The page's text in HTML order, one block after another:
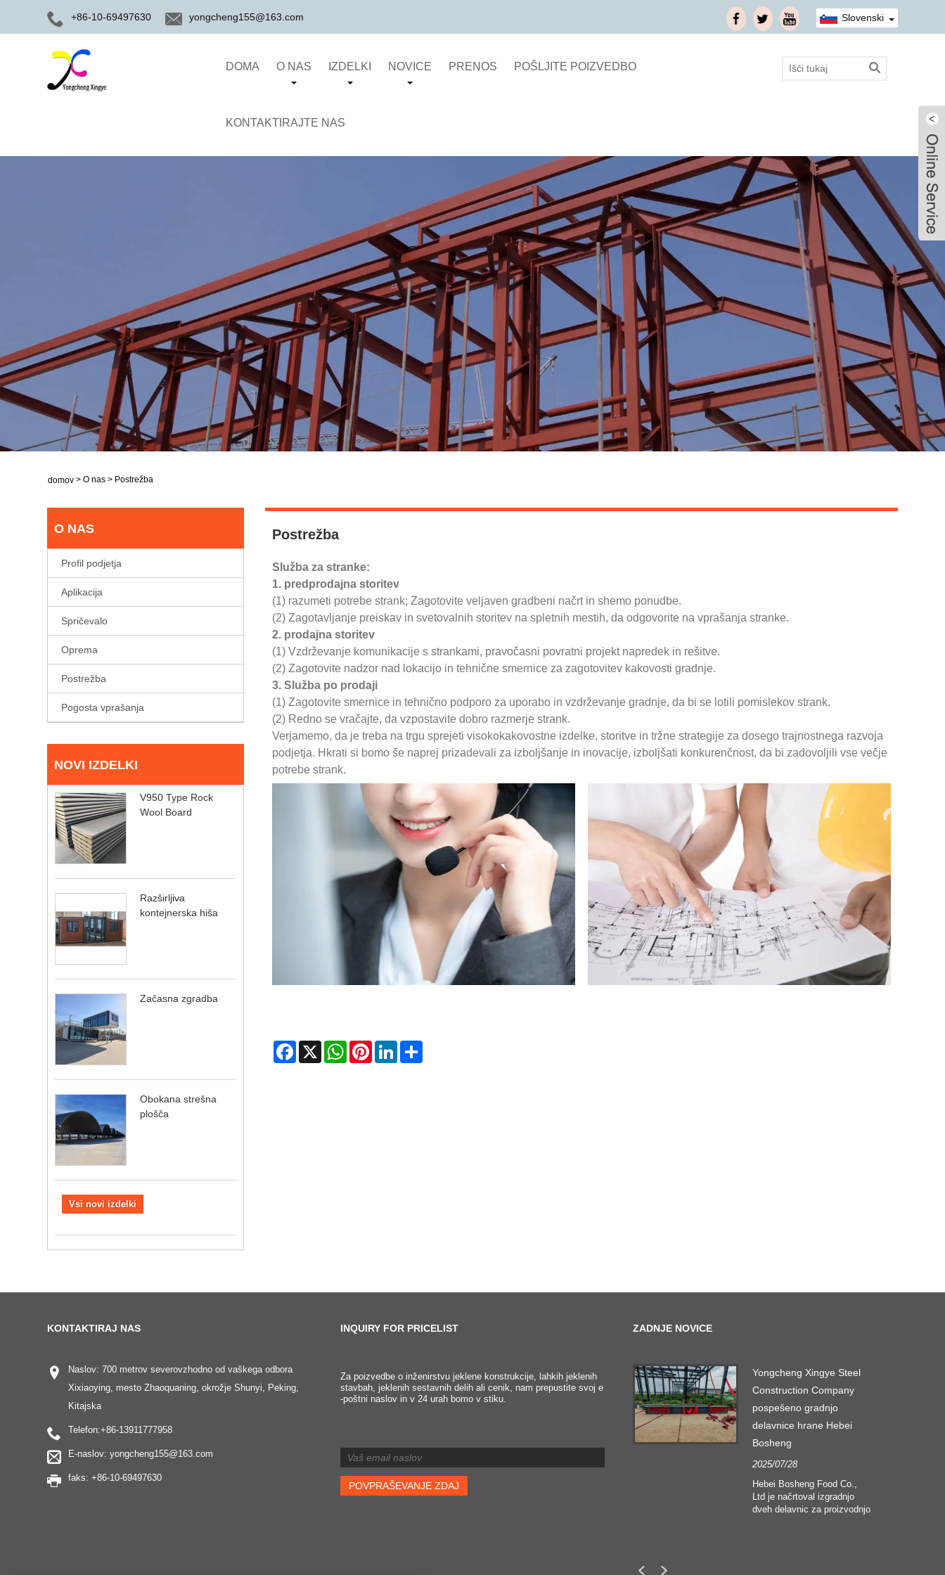
+86-10-69497630 yongcheng155@163.com Slovenski
DOMA O NAS IZDELKI NOVICE PRENOS POŠLJITE POIZVEDBO
KONTAKTIRAJTE NAS
domov > O nas > Postrežba
O NAS
Profil podjetja
Aplikacija
Spričevalo
Oprema
Postrežba
Pogosta vprašanja
NOVI IZDELKI
V950 Type Rock
Wool Board
Razširljiva
kontejnerska hiša
Začasna zgradba
Obokana strešna
plošča
Vsi novi izdelki
Postrežba
Služba za stranke:
1. predprodajna storitev
(1) razumeti potrebe strank; Zagotovite veljaven gradbeni načrt in shemo ponudbe.
(2) Zagotavljanje preiskav in svetovalnih storitev na spletnih mestih, da odgovorite na vprašanja stranke.
2. prodajna storitev
(1) Vzdrževanje komunikacije s strankami, pravočasni povratni projekt napredek in rešitve.
(2) Zagotovite nadzor nad lokacijo in tehnične smernice za zagotovitev kakovosti gradnje.
3. Služba po prodaji
(1) Zagotovite smernice in tehnično podporo za uporabo in vzdrževanje gradnje, da bi se lotili pomislekov strank.
(2) Redno se vračajte, da vzpostavite dobro razmerje strank.
Verjamemo, da je treba na trgu sprejeti visokokakovostne izdelke, storitve in tržne strategije za dosego trajnostnega razvoja
podjetja. Hkrati si bomo še naprej prizadevali za izboljšanje in inovacije, izboljšati konkurenčnost, da bi zadovoljili vse večje
potrebe strank.
Facebook
X WhatsAppPinterestLinkedIn
KONTAKTIRAJ NAS
Naslov: 700 metrov severovzhodno od vaškega odbora
Xixiaoying, mesto Zhaoquaning, okrožje Shunyi, Peking,
Kitajska
Telefon:+86-13911777958
E-naslov:yongcheng155@163.com
faks: +86-10-69497630
INQUIRY FOR PRICELIST
Za poizvedbe o inženirstvu jeklene konstrukcije, lahkih jeklenih
stavbah, jeklenih sestavnih delih ali cenik, nam prepustite svoj e
-poštni naslov in v 24 urah bomo v stiku.
ZADNJE NOVICE
Kako je okvir jeklene
konstrukcije NO 2# Office
2025/03/14
V profesionalnih članih
Yongcheng Xingye Steel
Construction Company
pospešeno gradnjo
delavnice hrane Hebei
Bosheng
2025/07/28
Hebei Bosheng Food Co.,
Ltd je načrtoval izgradnjo
dveh delavnic za proizvodnjo